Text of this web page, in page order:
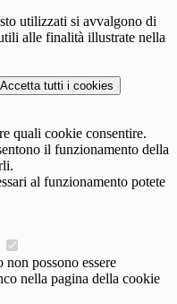
utilizzati si avvalgono di
alle finalità illustrate nella
Accetta tutti i cookies
quali cookie consentire.
il funzionamento della
al funzionamento potete
possono essere
nella pagina della cookie